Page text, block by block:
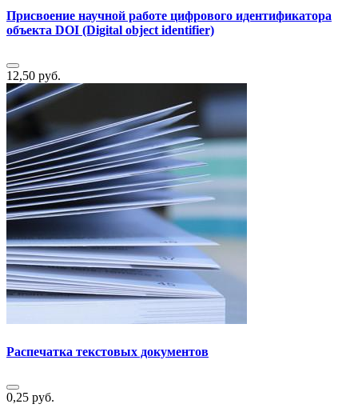
Присвоение научной работе цифрового идентификатора
объекта DOI (Digital object identifier)
12,50 руб.
Распечатка текстовых документов
0,25 руб.